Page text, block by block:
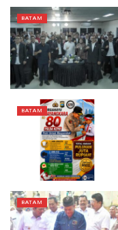
BATAM
BATAM
BATAM